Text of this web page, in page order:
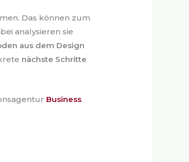
Das können zum
analysieren sie
aus dem Design
nächste Schritte
Business